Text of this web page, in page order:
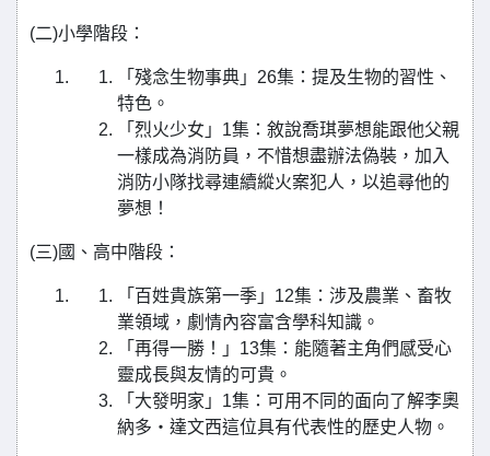
(二)小學階段：
「殘念生物事典」26集：提及生物的習性、
特色。
「烈火少女」1集：敘說喬琪夢想能跟他父親
一樣成為消防員，不惜想盡辦法偽裝，加入
消防小隊找尋連續縱火案犯人，以追尋他的
夢想！
(三)國、高中階段：
「百姓貴族第一季」12集：涉及農業、畜牧
業領域，劇情內容富含學科知識。
「再得一勝！」13集：能隨著主角們感受心
靈成長與友情的可貴。
「大發明家」1集：可用不同的面向了解李奧
納多‧達文西這位具有代表性的歷史人物。